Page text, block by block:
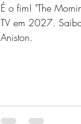
É o fim! "The
TV em 2027.
Aniston.